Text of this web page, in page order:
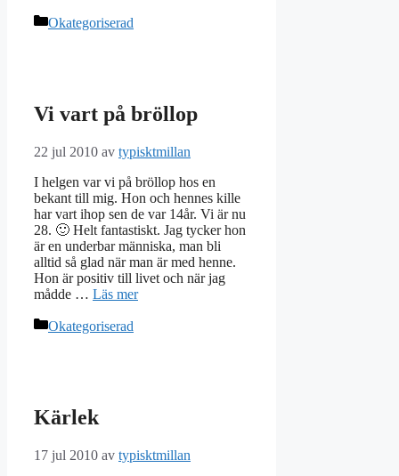
Kategorier
Okategoriserad
Vi vart på bröllop
22 jul 2010 av typisktmillan
I helgen var vi på bröllop hos en
bekant till mig. Hon och hennes kille
har vart ihop sen de var 14år. Vi är nu
28. 🙂 Helt fantastiskt. Jag tycker hon
är en underbar människa, man bli
alltid så glad när man är med henne.
Hon är positiv till livet och när jag
mådde … Läs mer
Kategorier
Okategoriserad
Kärlek
17 jul 2010 av typisktmillan